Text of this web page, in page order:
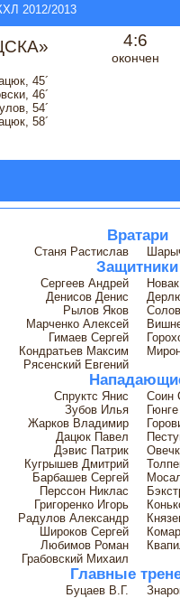
2012/2013
4:6
окончен
45´
46´
54´
58´
Вратари
Станя Растислав
Защитники
Сергеев Андрей
Денисов Денис
Рылов Яков
Марченко Алексей
Гимаев Сергей
Кондратьев Максим
Рясенский Евгений
Спруктс Янис
Соин
Зубов Илья
Жарков Владимир
Дацюк Павел
Дэвис Патрик
Кугрышев Дмитрий
Барбашев Сергей
Перссон Никлас
Григоренко Игорь
Радулов Александр
Широков Сергей
Любимов Роман
Грабовский Михаил
Главные
Буцаев В.Г.